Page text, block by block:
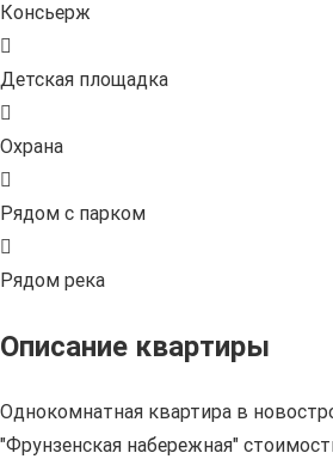
Консьерж
Детская площадка
Охрана
Рядом с парком
Рядом река
Описание квартиры
Однокомнатная квартира в
"Фрунзенская набережная"